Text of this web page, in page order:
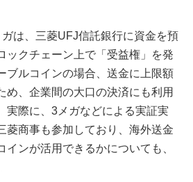
は、三菱UFJ信託銀行に資金を預
ックチェーン上で「受益権」を発
ブルコインの場合、送金に上限額
め、企業間の大口の決済にも利用
実際に、3メガなどによる実証実
菱商事も参加しており、海外送金
インが活用できるかについても、